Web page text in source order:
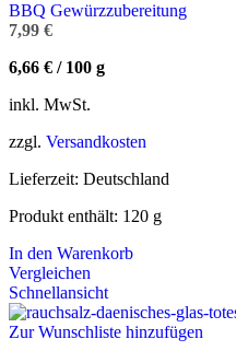
BBQ Gewürzzubereitung
7,99 €
6,66 € / 100 g
inkl. MwSt.
zzgl. Versandkosten
Lieferzeit: Deutschland
Produkt enthält: 120 g
In den Warenkorb
Vergleichen
Schnellansicht
Zur Wunschliste hinzufügen